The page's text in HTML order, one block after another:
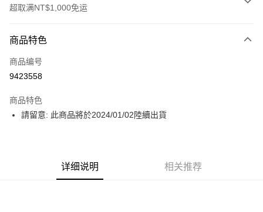
超取满NT$1,000免运
信用卡一次付款
超商取货付款
Apple Pay
商品特色
商品编号
9423558
商品特色
請留意: 此商品將於2024/01/02陸續出貨
详细说明 相关推荐